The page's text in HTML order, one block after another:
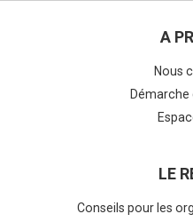
A
Nous
Démarche
LE
Conseils pour les